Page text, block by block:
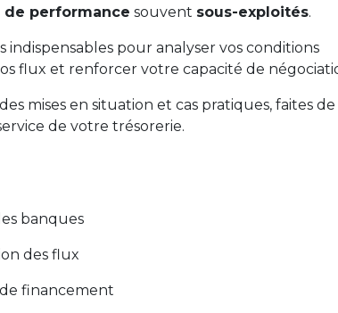
performance souvent sous-exploités.
pour analyser vos conditions
flux et renforcer votre capacité de
mises en situation et cas pratiques, faites de
de votre trésorerie.
banques
des flux
de financement